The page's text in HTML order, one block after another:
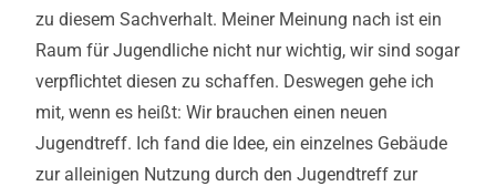
zu diesem Sachverhalt. Meiner Meinung nach ist ein
Raum für Jugendliche nicht nur wichtig, wir sind sogar
verpflichtet diesen zu schaffen. Deswegen gehe ich
mit, wenn es heißt: Wir brauchen einen neuen
Jugendtreff. Ich fand die Idee, ein einzelnes Gebäude
zur alleinigen Nutzung durch den Jugendtreff zur